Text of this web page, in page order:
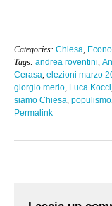
Categories: Chiesa
Tags: andrea roventini
Cerasa elezioni marzo
giorgio merlo Luca Kocci
siamo Chiesa populismo
Permalink